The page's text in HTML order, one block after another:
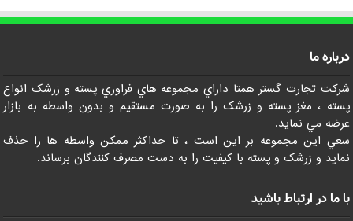
درباره ما
شرکت تجارت گستر همتا داراي مجموعه هاي فراوري پسته و زرشک انواع
پسته ، مغز پسته و زرشک را به صورت مستقيم و بدون واسطه به بازار
عرضه مي نمايد.
سعي اين مجموعه بر اين است ، تا حداکثر ممکن واسطه ها را حذف
نمايد و زرشک و پسته با کيفيت را به دست مصرف کنندگان برساند.
با ما در ارتباط باشید